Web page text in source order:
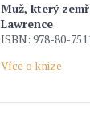
Muž, který
Lawrence
ISBN: 978-80-
Více o knize